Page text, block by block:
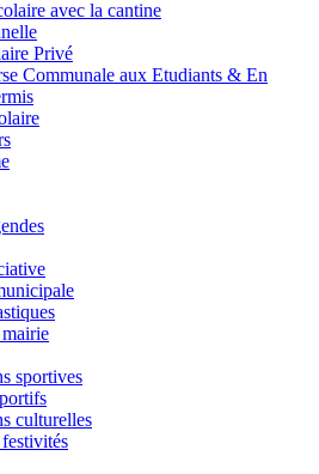
avec la cantine
Privé
Communale aux Etudiants & En
sportives
culturelles